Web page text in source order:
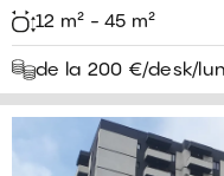
12 m² - 45 m²
de la 200 €/desk/